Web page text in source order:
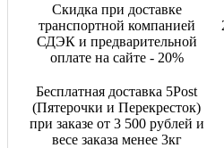
Скидка при доставке
транспортной компанией
СДЭК и предварительной
оплате на сайте - 20%
Бесплатная доставка 5Post
(Пятерочки и Перекресток)
при заказе от 3 500 рублей и
весе заказа менее 3кг